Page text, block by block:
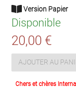
Version Papier
Disponible
20,00 €
AJOUTER AU
Chers et chères